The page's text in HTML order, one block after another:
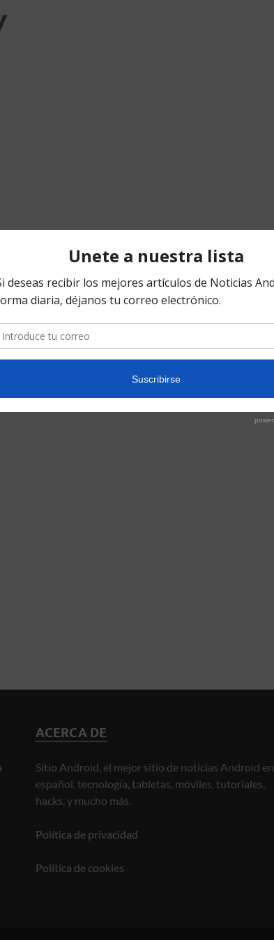
ACERCA DE
Sitio Android, el mejor sitio de noticias Android en
español, tecnología, tabletas, móviles, tutoriales,
hacks, y mucho más.
Política de privacidad
Política de cookies